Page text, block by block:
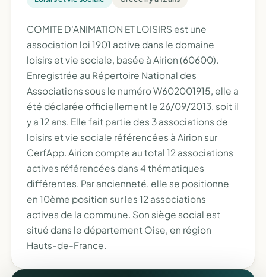
COMITE D'ANIMATION ET LOISIRS est une
association loi 1901 active dans le domaine
loisirs et vie sociale, basée à Airion (60600).
Enregistrée au Répertoire National des
Associations sous le numéro W602001915, elle a
été déclarée officiellement le 26/09/2013, soit il
y a 12 ans. Elle fait partie des 3 associations de
loisirs et vie sociale référencées à Airion sur
CerfApp. Airion compte au total 12 associations
actives référencées dans 4 thématiques
différentes. Par ancienneté, elle se positionne
en 10ème position sur les 12 associations
actives de la commune. Son siège social est
situé dans le département Oise, en région
Hauts-de-France.